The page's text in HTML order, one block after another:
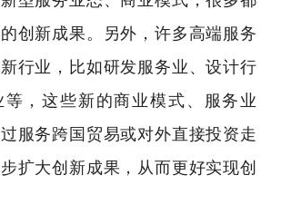
创新成果。另外，许多高端服务
行业，比如研发服务业、设计行
等，这些新的商业模式、服务业
服务跨国贸易或对外直接投资走
扩大创新成果，从而更好实现创